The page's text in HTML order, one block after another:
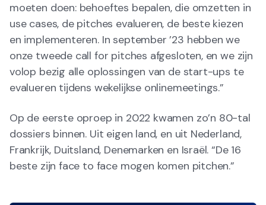
moeten doen: behoeftes bepalen, die omzetten in
use cases, de pitches evalueren, de beste kiezen
en implementeren. In september ’23 hebben we
onze tweede call for pitches afgesloten, en we zijn
volop bezig alle oplossingen van de start-ups te
evalueren tijdens wekelijkse onlinemeetings.”
Op de eerste oproep in 2022 kwamen zo’n 80-tal
dossiers binnen. Uit eigen land, en uit Nederland,
Frankrijk, Duitsland, Denemarken en Israël. “De 16
beste zijn face to face mogen komen pitchen.”